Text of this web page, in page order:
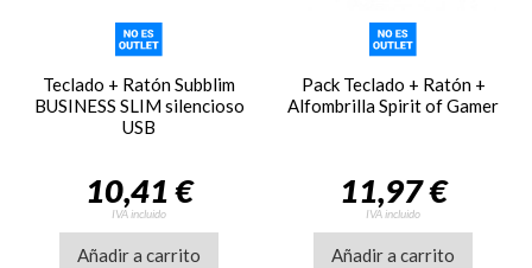
Teclado + Ratón Subblim
BUSINESS SLIM silencioso
USB
10,41 €
IVA incluido
Añadir a carrito
Pack Teclado + Ratón +
Alfombrilla Spirit of Gamer
11,97 €
IVA incluido
Añadir a carrito